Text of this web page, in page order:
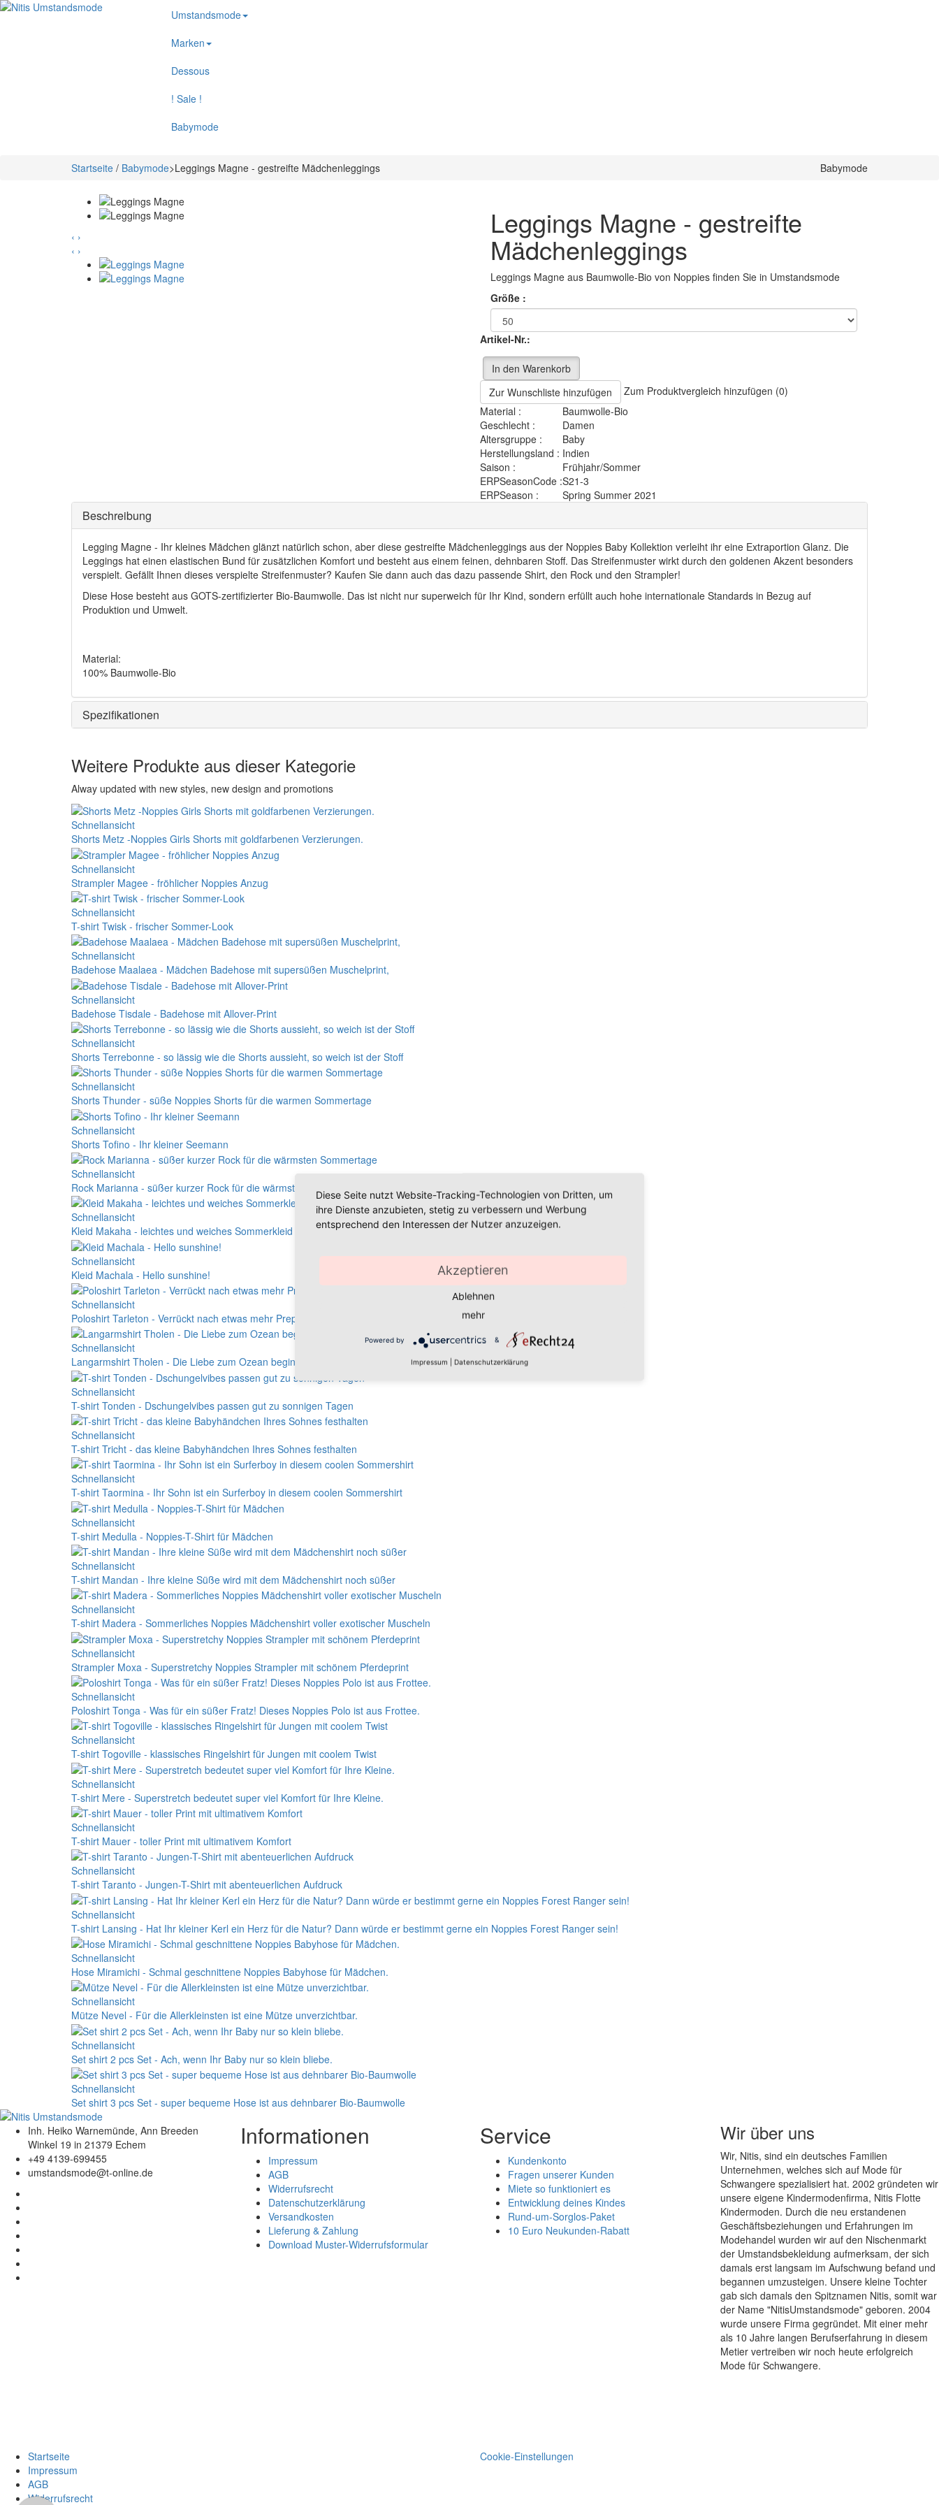
Umstandsmode
Marken
Dessous
! Sale !
Babymode
Babymode
Startseite / Babymode>Leggings Magne - gestreifte Mädchenleggings
‹ ›
‹ ›
Leggings Magne - gestreifte
Mädchenleggings
Leggings Magne aus Baumwolle-Bio von Noppies finden Sie in Umstandsmode
Größe :
Artikel-Nr.:
In den Warenkorb
Zur Wunschliste hinzufügen
Zum Produktvergleich hinzufügen (0)
Material :
Baumwolle-Bio
Geschlecht :
Damen
Altersgruppe :
Baby
Herstellungsland : Indien
Saison :
Frühjahr/Sommer
ERPSeasonCode :S21-3
ERPSeason :
Spring Summer 2021
Beschreibung
Legging Magne - Ihr kleines Mädchen glänzt natürlich schon, aber diese gestreifte Mädchenleggings aus der Noppies Baby Kollektion verleiht ihr eine Extraportion Glanz. Die
Leggings hat einen elastischen Bund für zusätzlichen Komfort und besteht aus einem feinen, dehnbaren Stoff. Das Streifenmuster wirkt durch den goldenen Akzent besonders
verspielt. Gefällt Ihnen dieses verspielte Streifenmuster? Kaufen Sie dann auch das dazu passende Shirt, den Rock und den Strampler!
Diese Hose besteht aus GOTS-zertifizierter Bio-Baumwolle. Das ist nicht nur superweich für Ihr Kind, sondern erfüllt auch hohe internationale Standards in Bezug auf
Produktion und Umwelt.
Material:
100% Baumwolle-Bio
Spezifikationen
Weitere Produkte aus dieser Kategorie
Alway updated with new styles, new design and promotions
Schnellansicht
Shorts Metz -Noppies Girls Shorts mit goldfarbenen Verzierungen.
Schnellansicht
Strampler Magee - fröhlicher Noppies Anzug
Schnellansicht
T-shirt Twisk - frischer Sommer-Look
Schnellansicht
Badehose Maalaea - Mädchen Badehose mit supersüßen Muschelprint,
Schnellansicht
Badehose Tisdale - Badehose mit Allover-Print
Schnellansicht
Shorts Terrebonne - so lässig wie die Shorts aussieht, so weich ist der Stoff
Schnellansicht
Shorts Thunder - süße Noppies Shorts für die warmen Sommertage
Schnellansicht
Shorts Tofino - Ihr kleiner Seemann
Schnellansicht
Rock Marianna - süßer kurzer Rock für die wärmsten Sommertage
Schnellansicht
Kleid Makaha - leichtes und weiches Sommerkleid
Schnellansicht
Kleid Machala - Hello sunshine!
Schnellansicht
Poloshirt Tarleton - Verrückt nach etwas mehr Preppy-Look?
Schnellansicht
Langarmshirt Tholen - Die Liebe zum Ozean beginnt schon früh
Schnellansicht
T-shirt Tonden - Dschungelvibes passen gut zu sonnigen Tagen
Schnellansicht
T-shirt Tricht - das kleine Babyhändchen Ihres Sohnes festhalten
Schnellansicht
T-shirt Taormina - Ihr Sohn ist ein Surferboy in diesem coolen Sommershirt
Schnellansicht
T-shirt Medulla - Noppies-T-Shirt für Mädchen
Schnellansicht
T-shirt Mandan - Ihre kleine Süße wird mit dem Mädchenshirt noch süßer
Schnellansicht
T-shirt Madera - Sommerliches Noppies Mädchenshirt voller exotischer Muscheln
Schnellansicht
Strampler Moxa - Superstretchy Noppies Strampler mit schönem Pferdeprint
Schnellansicht
Poloshirt Tonga - Was für ein süßer Fratz! Dieses Noppies Polo ist aus Frottee.
Schnellansicht
T-shirt Togoville - klassisches Ringelshirt für Jungen mit coolem Twist
Schnellansicht
T-shirt Mere - Superstretch bedeutet super viel Komfort für Ihre Kleine.
Schnellansicht
T-shirt Mauer - toller Print mit ultimativem Komfort
Schnellansicht
T-shirt Taranto - Jungen-T-Shirt mit abenteuerlichen Aufdruck
Schnellansicht
T-shirt Lansing - Hat Ihr kleiner Kerl ein Herz für die Natur? Dann würde er bestimmt gerne ein Noppies Forest Ranger sein!
Schnellansicht
Hose Miramichi - Schmal geschnittene Noppies Babyhose für Mädchen.
Schnellansicht
Mütze Nevel - Für die Allerkleinsten ist eine Mütze unverzichtbar.
Schnellansicht
Set shirt 2 pcs Set - Ach, wenn Ihr Baby nur so klein bliebe.
Schnellansicht
Set shirt 3 pcs Set - super bequeme Hose ist aus dehnbarer Bio-Baumwolle
Inh. Heiko Warnemünde, Ann Breeden
Winkel 19 in 21379 Echem
+49 4139-699455
umstandsmode@t-online.de
Informationen
Impressum
AGB
Widerrufsrecht
Datenschutzerklärung
Versandkosten
Lieferung & Zahlung
Download Muster-Widerrufsformular
Service
Kundenkonto
Fragen unserer Kunden
Miete so funktioniert es
Entwicklung deines Kindes
Rund-um-Sorglos-Paket
10 Euro Neukunden-Rabatt
Wir über uns
Wir, Nitis, sind ein deutsches Familien
Unternehmen, welches sich auf Mode für
Schwangere spezialisiert hat. 2002 gründeten wir
unsere eigene Kindermodenfirma, Nitis Flotte
Kindermoden. Durch die neu erstandenen
Geschäftsbeziehungen und Erfahrungen im
Modehandel wurden wir auf den Nischenmarkt
der Umstandsbekleidung aufmerksam, der sich
damals erst langsam im Aufschwung befand und
begannen umzusteigen. Unsere kleine Tochter
gab sich damals den Spitznamen Nitis, somit war
der Name "NitisUmstandsmode" geboren. 2004
wurde unsere Firma gegründet. Mit einer mehr
als 10 Jahre langen Berufserfahrung in diesem
Metier vertreiben wir noch heute erfolgreich
Mode für Schwangere.
Startseite
Impressum
AGB
Widerrufsrecht
Cookie-Einstellungen
Diese Seite nutzt Website-Tracking-Technologien von Dritten, um
ihre Dienste anzubieten, stetig zu verbessern und Werbung
entsprechend den Interessen der Nutzer anzuzeigen.
Akzeptieren
Ablehnen
mehr
Powered by &
Impressum Datenschutzerklärung